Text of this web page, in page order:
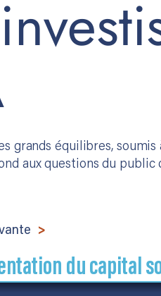
grands équilibres,
aux questions du public
du capital